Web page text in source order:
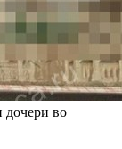
дочери во